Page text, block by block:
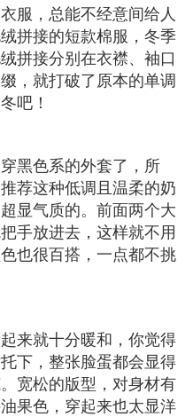
服，总能不经意间给人
拼接的短款棉服，冬季
拼接分别在衣襟、袖口
，就打破了原本的单调
吧！
黑色系的外套了，所
荐这种低调且温柔的奶
显气质的。前面两个大
手放进去，这样就不用
也很百搭，一点都不挑
来就十分暖和，你觉得
下，整张脸蛋都会显得
宽松的版型，对身材有
果色，穿起来也太显洋